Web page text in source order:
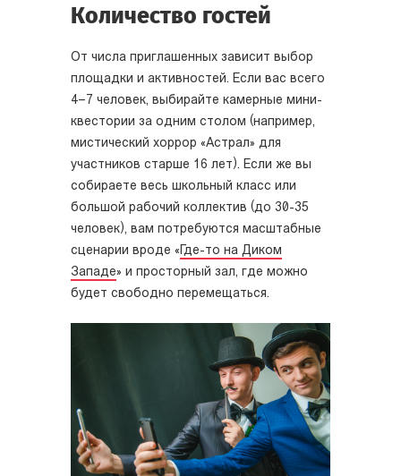
Количество гостей
От числа приглашенных зависит выбор
площадки и активностей. Если вас всего
4–7 человек, выбирайте камерные мини-
квестории за одним столом (например,
мистический хоррор «Астрал» для
участников старше 16 лет). Если же вы
собираете весь школьный класс или
большой рабочий коллектив (до 30-35
человек), вам потребуются масштабные
сценарии вроде « Где-то на Диком
Западе» и просторный зал, где можно
будет свободно перемещаться.